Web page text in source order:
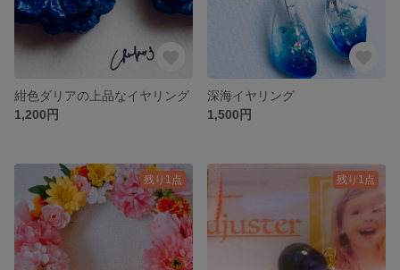
紺色ダリアの上品なイヤリング
1,200円
深海イヤリング
1,500円
残り1点 残り1点